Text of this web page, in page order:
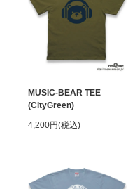
MUSIC-BEAR TEE
(CityGreen)
4,200円(税込)